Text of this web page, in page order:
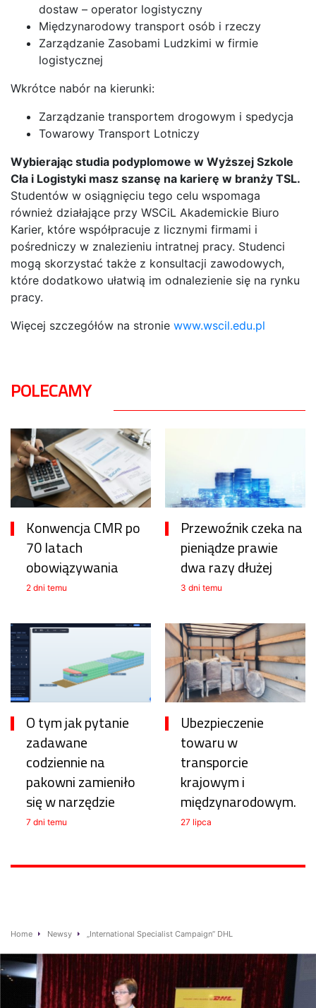
dostaw – operator logistyczny
Międzynarodowy transport osób i rzeczy
Zarządzanie Zasobami Ludzkimi w firmie
logistycznej
Wkrótce nabór na kierunki:
Zarządzanie transportem drogowym i spedycja
Towarowy Transport Lotniczy
Wybierając studia podyplomowe w Wyższej Szkole
Cła i Logistyki masz szansę na karierę w branży TSL.
Studentów w osiągnięciu tego celu wspomaga
również działające przy WSCiL Akademickie Biuro
Karier, które współpracuje z licznymi firmami i
pośredniczy w znalezieniu intratnej pracy. Studenci
mogą skorzystać także z konsultacji zawodowych,
które dodatkowo ułatwią im odnalezienie się na rynku
pracy.
Więcej szczegółów na stronie www.wscil.edu.pl
POLECAMY
Konwencja CMR po
70 latach
obowiązywania
2 dni temu
Przewoźnik czeka na
pieniądze prawie
dwa razy dłużej
3 dni temu
O tym jak pytanie
zadawane
codziennie na
pakowni zamieniło
się w narzędzie
7 dni temu
Ubezpieczenie
towaru w
transporcie
krajowym i
międzynarodowym.
27 lipca
Home Newsy „International Specialist Campaign” DHL